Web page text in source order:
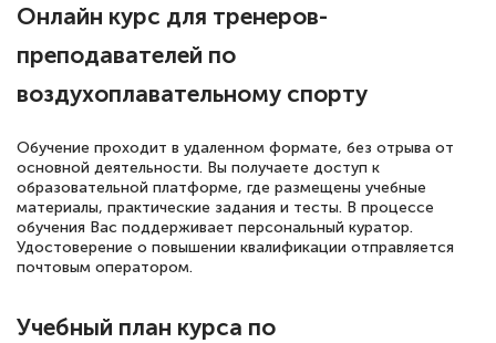
12 марта 2026
Спасибо большое Академии! Грамотное,
понятно! Проходила повышение
квалификации. Ещё раз - СПАСИБО!
Онлайн курс для тренеров-
преподавателей по
воздухоплавательному спорту
Обучение проходит в удаленном формате, без отрыва от
основной деятельности. Вы получаете доступ к
образовательной платформе, где размещены учебные
материалы, практические задания и тесты. В процессе
обучения Вас поддерживает персональный куратор.
Удостоверение о повышении квалификации отправляется
почтовым оператором.
Учебный план курса по